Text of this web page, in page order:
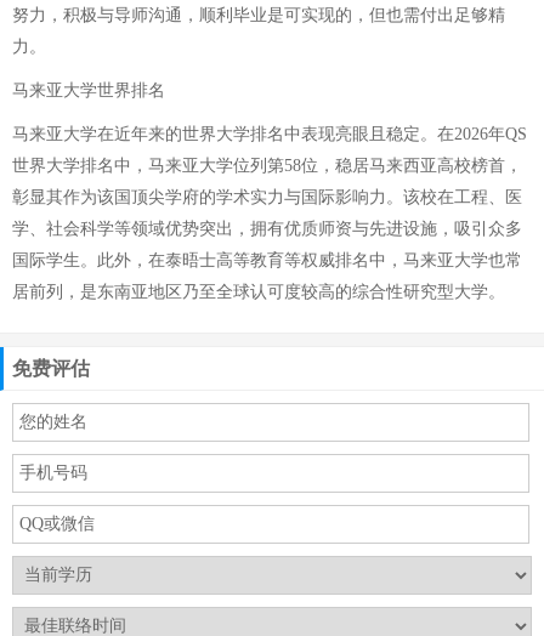
努力，积极与导师沟通，顺利毕业是可实现的，但也需付出足够精
力。
马来亚大学世界排名
马来亚大学在近年来的世界大学排名中表现亮眼且稳定。在2026年QS
世界大学排名中，马来亚大学位列第58位，稳居马来西亚高校榜首，
彰显其作为该国顶尖学府的学术实力与国际影响力。该校在工程、医
学、社会科学等领域优势突出，拥有优质师资与先进设施，吸引众多
国际学生。此外，在泰晤士高等教育等权威排名中，马来亚大学也常
居前列，是东南亚地区乃至全球认可度较高的综合性研究型大学。
免费评估